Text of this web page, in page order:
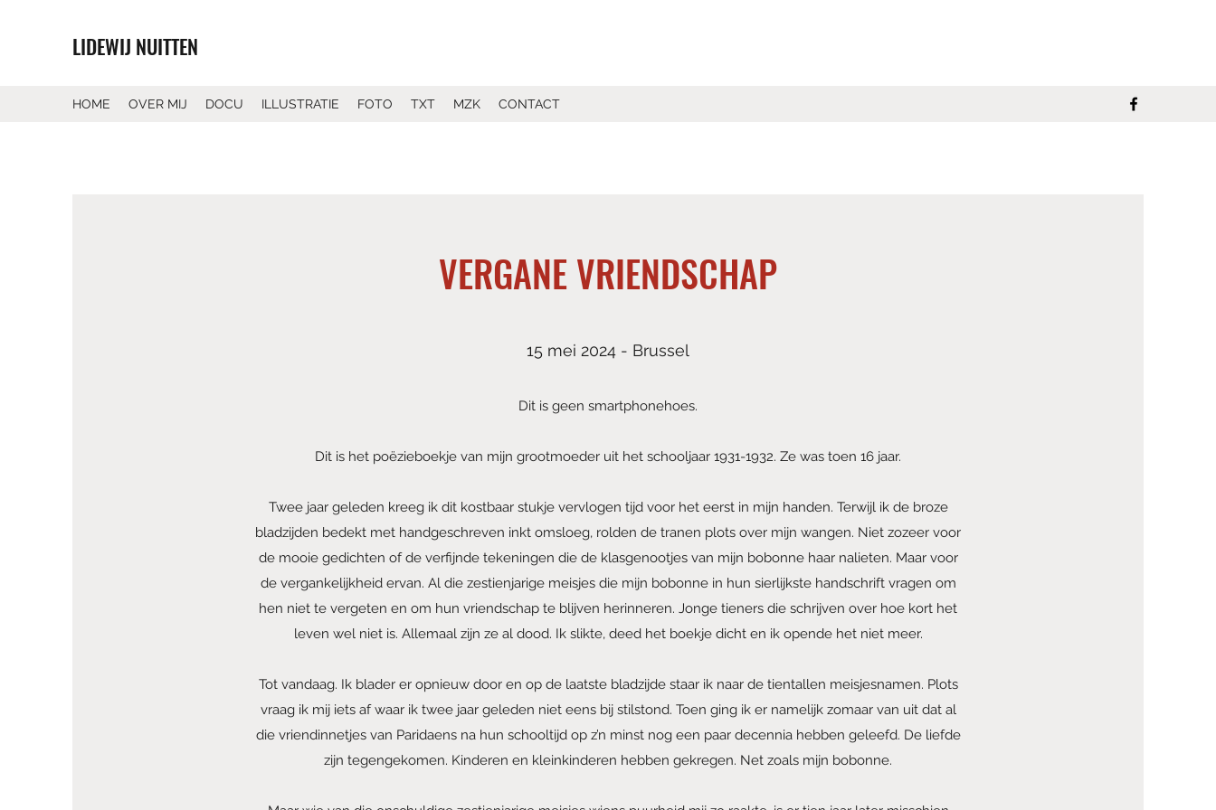
LIDEWIJ NUITTEN
HOME OVER MIJ DOCU ILLUSTRATIE FOTO TXT MZK CONTACT
VERGANE VRIENDSCHAP
15 mei 2024 - Brussel
Dit is geen smartphonehoes.
Dit is het poëzieboekje van mijn grootmoeder uit het schooljaar 1931-1932. Ze was toen 16 jaar.
Twee jaar geleden kreeg ik dit kostbaar stukje vervlogen tijd voor het eerst in mijn handen. Terwijl ik de broze
bladzijden bedekt met handgeschreven inkt omsloeg, rolden de tranen plots over mijn wangen. Niet zozeer voor
de mooie gedichten of de verfijnde tekeningen die de klasgenootjes van mijn bobonne haar nalieten. Maar voor
de vergankelijkheid ervan. Al die zestienjarige meisjes die mijn bobonne in hun sierlijkste handschrift vragen om
hen niet te vergeten en om hun vriendschap te blijven herinneren. Jonge tieners die schrijven over hoe kort het
leven wel niet is. Allemaal zijn ze al dood. Ik slikte, deed het boekje dicht en ik opende het niet meer.
Tot vandaag. Ik blader er opnieuw door en op de laatste bladzijde staar ik naar de tientallen meisjesnamen. Plots
vraag ik mij iets af waar ik twee jaar geleden niet eens bij stilstond. Toen ging ik er namelijk zomaar van uit dat al
die vriendinnetjes van Paridaens na hun schooltijd op z’n minst nog een paar decennia hebben geleefd. De liefde
zijn tegengekomen. Kinderen en kleinkinderen hebben gekregen. Net zoals mijn bobonne.